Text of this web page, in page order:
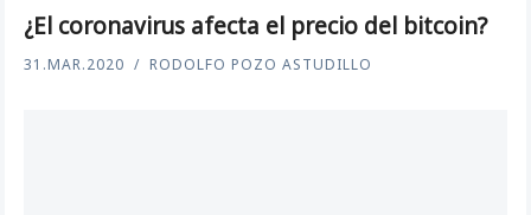
¿El coronavirus afecta el precio del bitcoin?
31.MAR.2020 RODOLFO POZO ASTUDILLO